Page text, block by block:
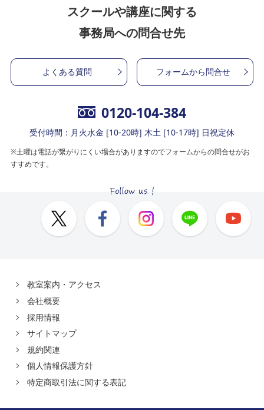
スクールや講座に関する
事務局への問合せ先
よくある質問 フォームから問合せ
0120-104-384
受付時間：月火水金 [10-20時] 木土 [10-17時] 日祝定休
※土曜は電話が繋がりにくい場合がありますのでフォームからの問合せがお
すすめです。
教室案内・アクセス
会社概要
採用情報
サイトマップ
規約関連
個人情報保護方針
特定商取引法に関する表記